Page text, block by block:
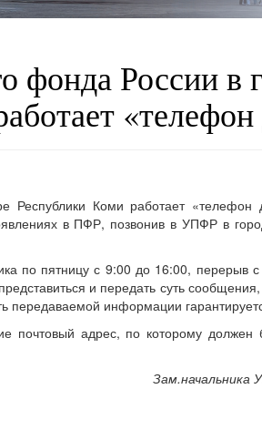
фонда России в
«телефон
Республики Коми работает
в ПФР, позвонив в УПФР в
по пятницу с 9:00 до 16:00, перерыв
и передать суть сообщения,
передаваемой информации
адрес, по которому должен
Зам.начальника